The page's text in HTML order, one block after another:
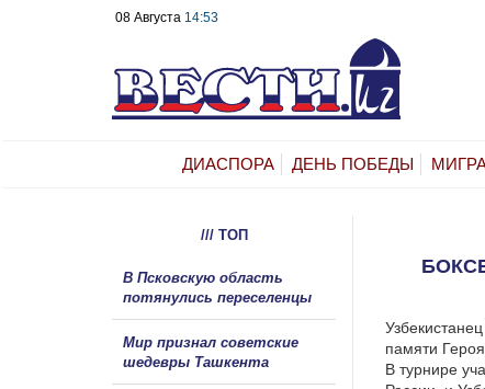
08 Августа 14:53
ДИАСПОРА ДЕНЬ ПОБЕДЫ
памяти
В турнире
/// ТОП
В Псковскую область
потянулись переселенцы
Мир признал советские
шедевры Ташкента